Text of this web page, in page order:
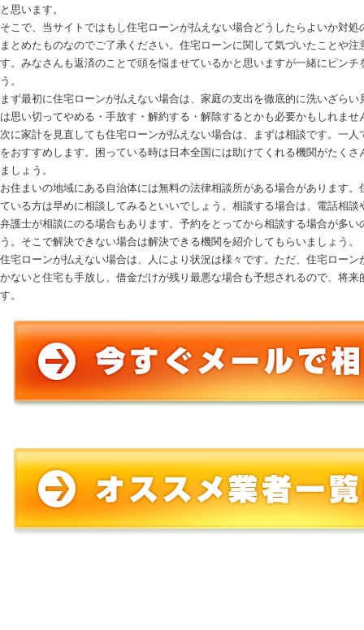
と思います。
そこで、当サイトではもし住宅ローンが払えない場合どうしたらよいか対
まとめたものなのでご了承ください。住宅ローンに関して気づいたことや
す。みなさんも返済のことで頭を悩ませているかと思いますが一緒にピン
う。
まず最初に住宅ローンが払えない場合は、家庭の支出を徹底的に洗いざら
は思い切ってやめる・手放す・解約する・解除するとかも必要かもしれませ
次に家計を見直しても住宅ローンが払えない場合は、まずは相談です。一
をおすすめします。困っている時は日本全国には助けてくれる機関がたく
ましょう。
お住まいの地域にある自治体には無料の法律相談所がある場合があります
ている方は早めに相談してみるといいでしょう。相談する場合は、電話相
弁護士が相談にのる場合もあります。予約をとってから相談する場合が多
う。そこで解決できない場合は解決できる機関を紹介してもらいましょう。
住宅ローンが払えない場合は、人により状況は様々です。ただ、 住宅ローン
かないと住宅も手放し、借金だけが残り最悪な場合も予想されるので、将
す。